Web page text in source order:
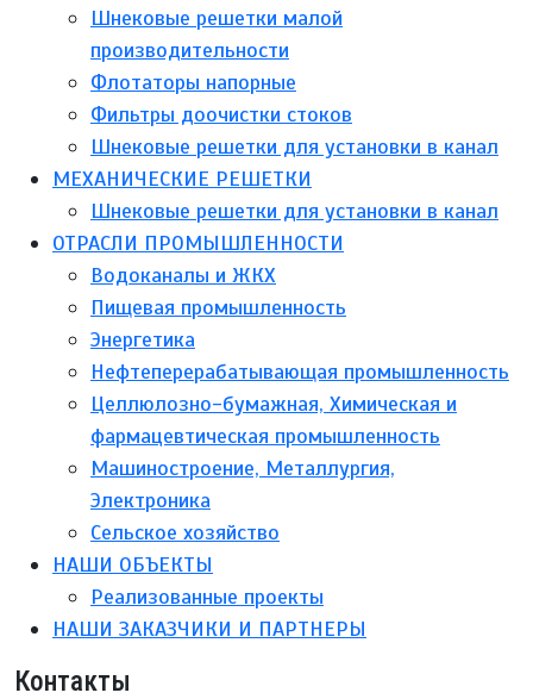
Шнековые решетки малой
производительности
Флотаторы напорные
Фильтры доочистки стоков
Шнековые решетки для установки в канал
МЕХАНИЧЕСКИЕ РЕШЕТКИ
Шнековые решетки для установки в канал
ОТРАСЛИ ПРОМЫШЛЕННОСТИ
Водоканалы и ЖКХ
Пищевая промышленность
Энергетика
Нефтеперерабатывающая промышленность
Целлюлозно-бумажная, Химическая и
фармацевтическая промышленность
Машиностроение, Металлургия,
Электроника
Сельское хозяйство
НАШИ ОБЪЕКТЫ
Реализованные проекты
НАШИ ЗАКАЗЧИКИ И ПАРТНЕРЫ
Контакты